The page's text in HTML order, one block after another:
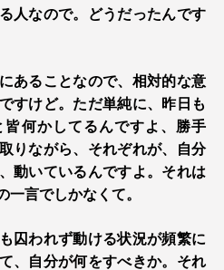
人なので。どうだったんです
あることなので、相対的な意
すけど。ただ単純に、昨日も
何かしてるんですよ、勝手
りながら、それぞれが、自分
動いているんですよ。それは
一言でしかなくて。
囚われず動ける状況が頻繁に
、自分が何をすべきか。それ